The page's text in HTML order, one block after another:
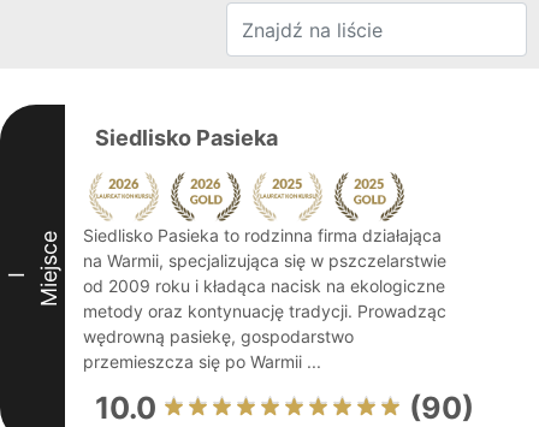
I Miejsce
Siedlisko Pasieka
Siedlisko Pasieka to rodzinna firma działająca
na Warmii, specjalizująca się w pszczelarstwie
od 2009 roku i kładąca nacisk na ekologiczne
metody oraz kontynuację tradycji. Prowadząc
wędrowną pasiekę, gospodarstwo
przemieszcza się po Warmii ...
10.0 (90)